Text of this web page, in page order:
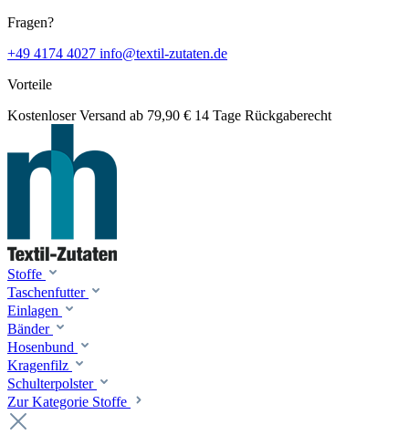
Fragen?
+49 4174 4027 info@textil-zutaten.de
Vorteile
Kostenloser Versand ab 79,90 € 14 Tage Rückgaberecht
Stoffe
Taschenfutter
Einlagen
Bänder
Hosenbund
Kragenfilz
Schulterpolster
Zur Kategorie Stoffe